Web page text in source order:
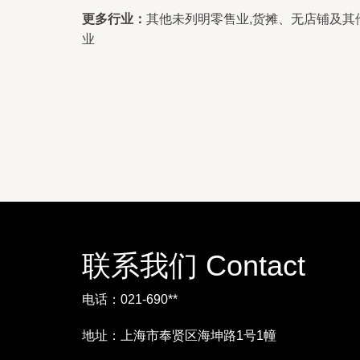
更多行业： 其他未列明零售业,货摊、无店铺及其
业
联系我们 Contact
电话：021-690**
地址：上海市奉贤区海坤路1号1幢